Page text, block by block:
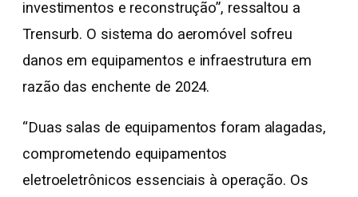
investimentos e reconstrução”, ressaltou a
Trensurb. O sistema do aeromóvel sofreu
danos em equipamentos e infraestrutura em
razão das enchente de 2024.
“Duas salas de equipamentos foram alagadas,
comprometendo equipamentos
eletroeletrônicos essenciais à operação. Os